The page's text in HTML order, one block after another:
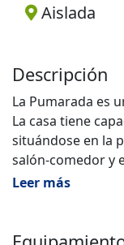
Aislada
Descripción
La Pumarada es
La casa tiene
situándose en la
salón-comedor y
matrimonial, otra
de decoración
Leer más